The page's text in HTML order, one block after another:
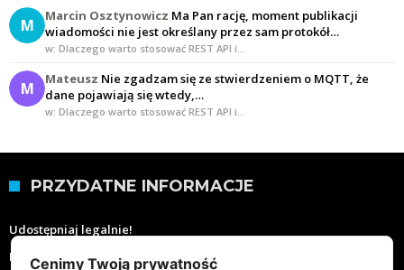
M Marcin Osztynowicz Ma Pan rację, moment publikacji
wiadomości nie jest określany przez sam protokół…
w: Dlaczego warto stosować REST API i…
M Mateusz Nie zgadzam się ze stwierdzeniem o MQTT, że
dane pojawiają się wtedy,…
w: Dlaczego warto stosować REST API i…
PRZYDATNE INFORMACJE
Udostępniaj legalnie!
Moje wartości
Cenimy Twoją prywatność